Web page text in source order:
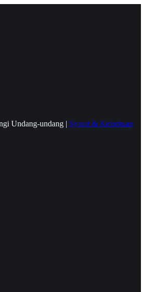
Undang-undang | Syarat & Ketentuan